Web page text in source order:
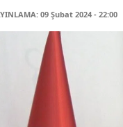
09 Şubat 2024 - 22:00